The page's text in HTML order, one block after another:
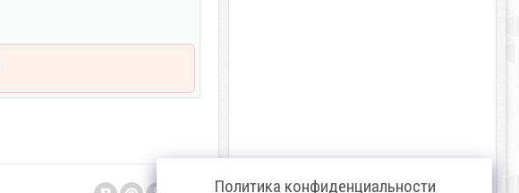
Политика конфиденциальности